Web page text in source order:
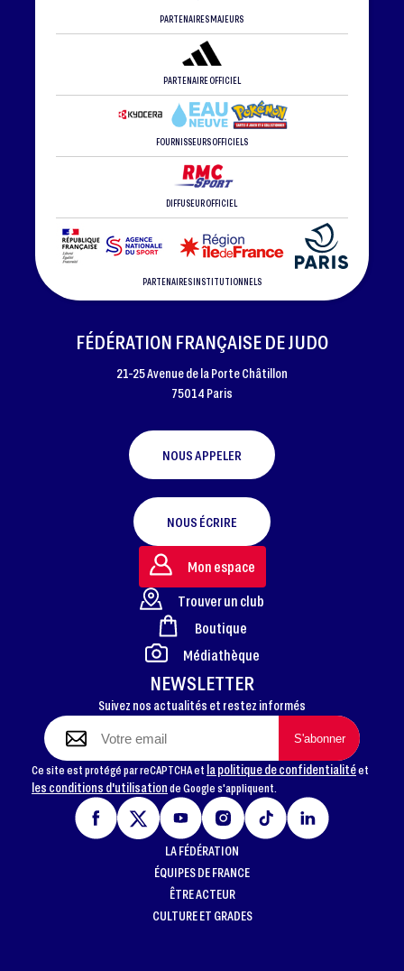
PARTENAIRES MAJEURS
PARTENAIRE OFFICIEL
FOURNISSEURS OFFICIELS
DIFFUSEUR OFFICIEL
PARTENAIRES INSTITUTIONNELS
FOOTER
FÉDÉRATION FRANÇAISE DE JUDO
21-25 Avenue de la Porte Châtillon
75014 Paris
NOUS APPELER
NOUS ÉCRIRE
NEWSLETTER
Suivez nos actualités et restez informés
Ce site est protégé par reCAPTCHA et la politique de confidentialitéet
les conditions d'utilisationde Google s'appliquent.
Mon espace
Trouver un club
Boutique
Médiathèque
LA FÉDÉRATION
ÉQUIPES DE FRANCE
ÊTRE ACTEUR
CULTURE ET GRADES